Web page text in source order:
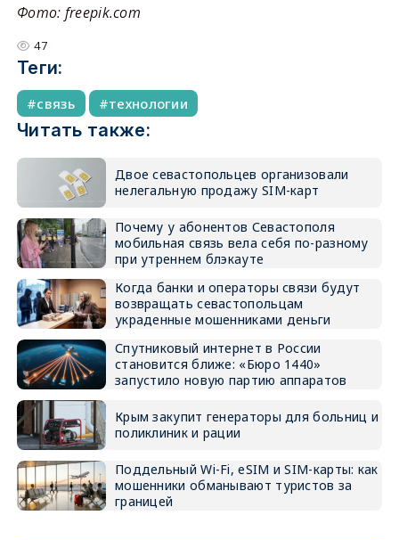
Фото: freepik.com
47
Теги:
связь технологии
Читать также:
Двое севастопольцев организовали
нелегальную продажу SIM-карт
Почему у абонентов Севастополя
мобильная связь вела себя по-разному
при утреннем блэкауте
Когда банки и операторы связи будут
возвращать севастопольцам
украденные мошенниками деньги
Спутниковый интернет в России
становится ближе: «Бюро 1440»
запустило новую партию аппаратов
Крым закупит генераторы для больниц и
поликлиник и рации
Поддельный Wi-Fi, eSIM и SIM-карты: как
мошенники обманывают туристов за
границей